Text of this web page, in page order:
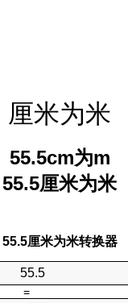
厘米为米
55.5cm为m
55.5厘米为米
55.5厘米为米转换器
=